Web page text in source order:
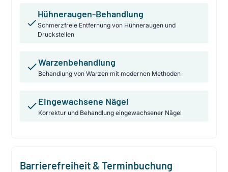
Hühneraugen-Behandlung
Schmerzfreie Entfernung von Hühneraugen und
Druckstellen
Warzenbehandlung
Behandlung von Warzen mit modernen Methoden
Eingewachsene Nägel
Korrektur und Behandlung eingewachsener Nägel
Barrierefreiheit & Terminbuchung